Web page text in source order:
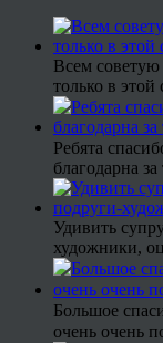
Всем советую
только в этой
Ребята
благодарна
Удивить
художники,
Большое
очень очень